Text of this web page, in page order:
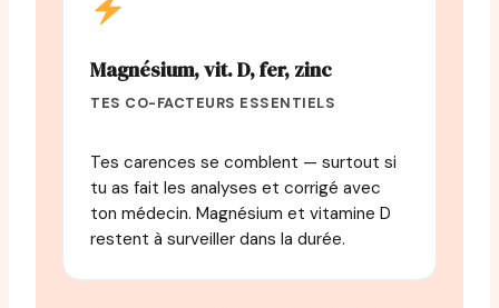
Magnésium, vit. D, fer, zinc
TES CO-FACTEURS ESSENTIELS
Tes carences se comblent — surtout si
tu as fait les analyses et corrigé avec
ton médecin. Magnésium et vitamine D
restent à surveiller dans la durée.